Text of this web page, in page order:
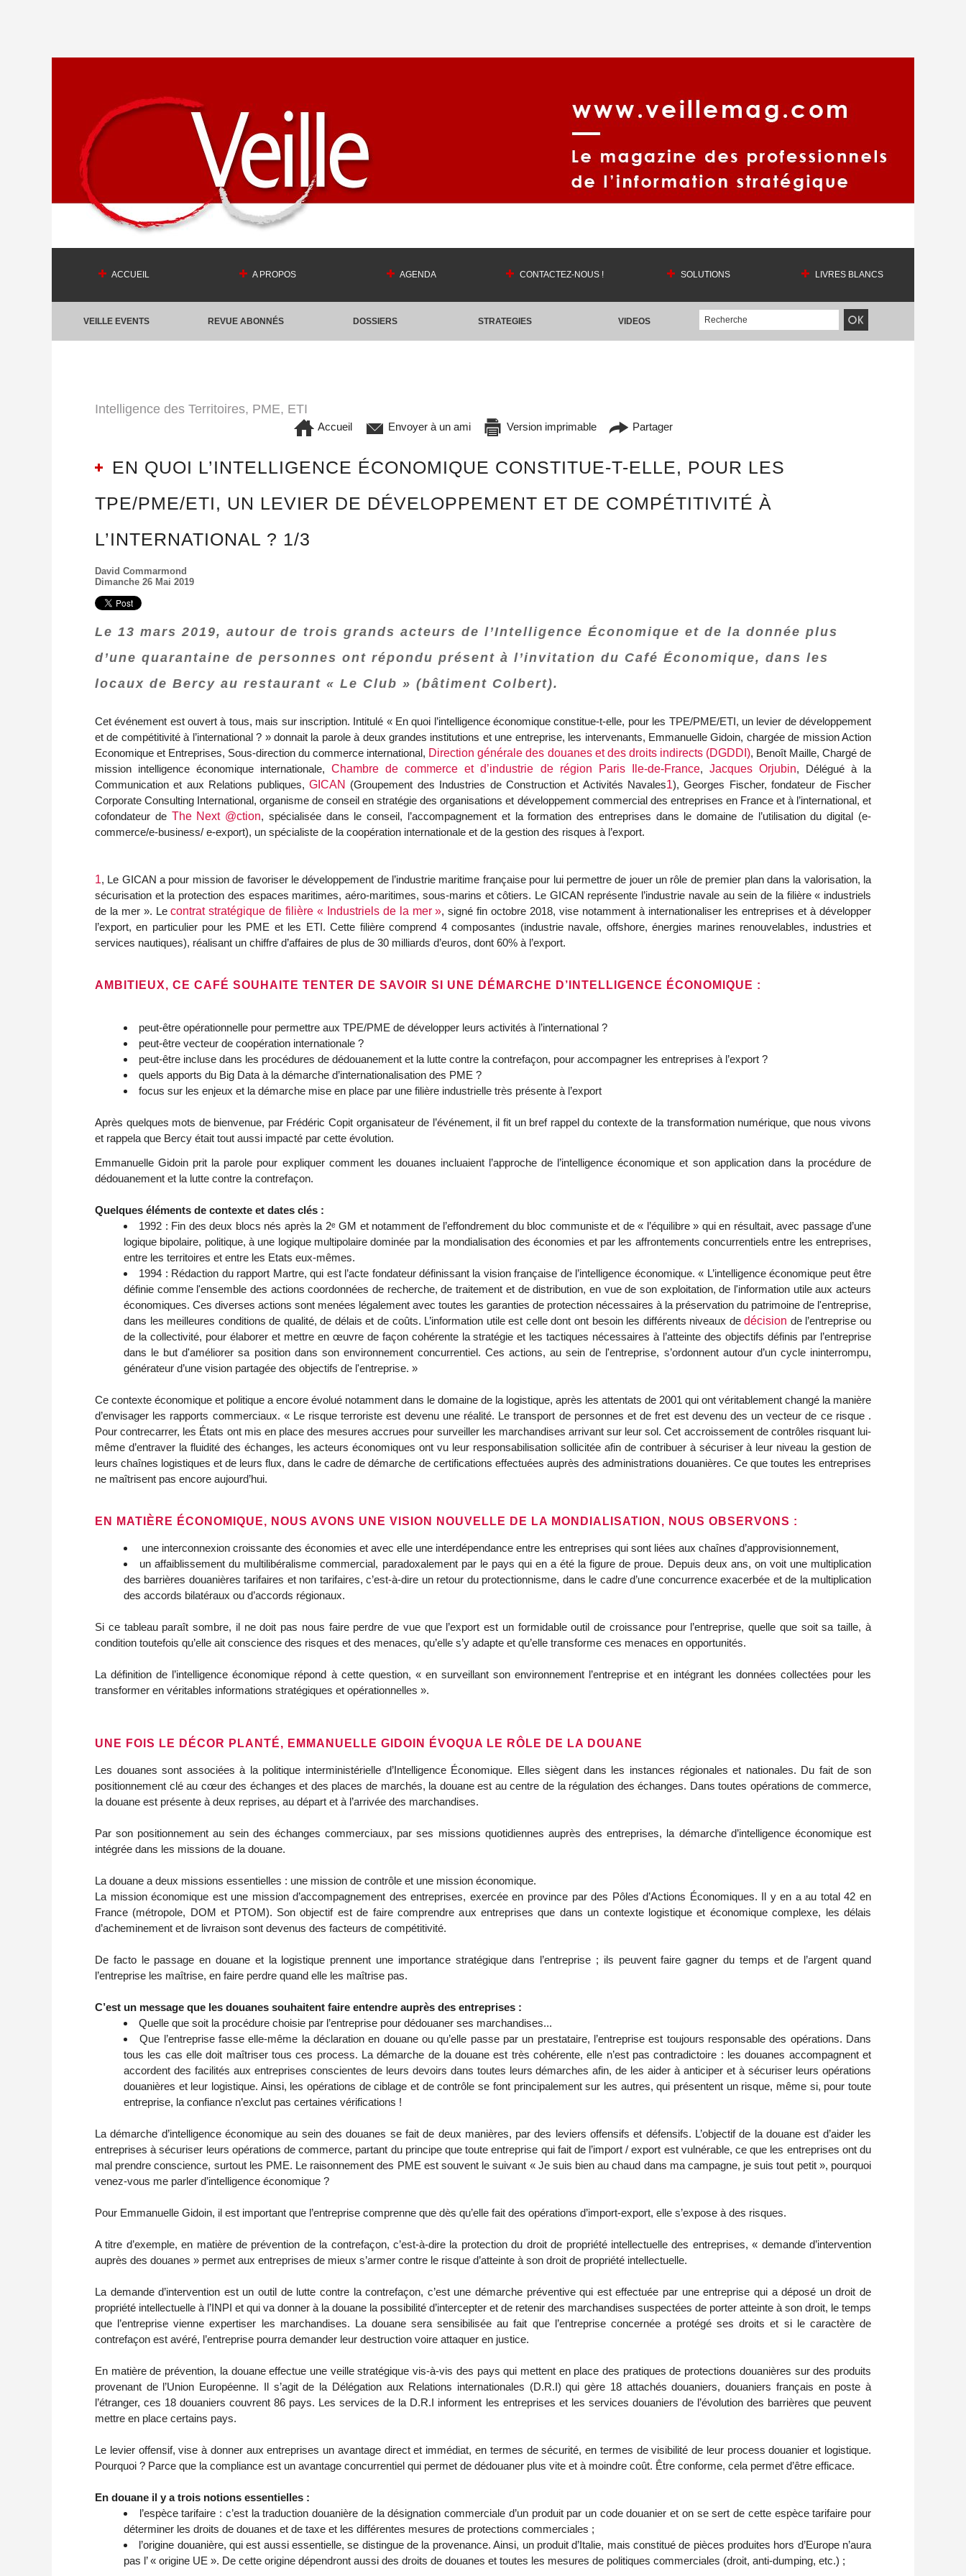
ACCUEIL A PROPOS AGENDA CONTACTEZ-NOUS ! SOLUTIONS LIVRES BLANCS
VEILLE EVENTS REVUE ABONNÉS DOSSIERS STRATEGIES VIDEOS
Intelligence des Territoires, PME, ETI
Accueil Envoyer à un ami Version imprimable Partager
EN QUOI L’INTELLIGENCE ÉCONOMIQUE CONSTITUE-T-ELLE, POUR LES
TPE/PME/ETI, UN LEVIER DE DÉVELOPPEMENT ET DE COMPÉTITIVITÉ À
L’INTERNATIONAL ? 1/3
David Commarmond
Dimanche 26 Mai 2019
Le 13 mars 2019, autour de trois grands acteurs de l’Intelligence Économique et de la donnée plus
d’une quarantaine de personnes ont répondu présent à l’invitation du Café Économique, dans les
locaux de Bercy au restaurant « Le Club » (bâtiment Colbert).
Cet événement est ouvert à tous, mais sur inscription. Intitulé « En quoi l’intelligence économique constitue-t-elle, pour les TPE/PME/ETI, un levier de développement
et de compétitivité à l’international ? » donnait la parole à deux grandes institutions et une entreprise, les intervenants, Emmanuelle Gidoin, chargée de mission Action
Economique et Entreprises, Sous-direction du commerce international, Direction générale des douanes et des droits indirects (DGDDI), Benoît Maille, Chargé de
mission intelligence économique internationale,Chambre de commerce et d’industrie de région Paris Ile-de-France, Jacques Orjubin, Délégué à la
Communication et aux Relations publiques, GICAN (Groupement des Industries de Construction et Activités Navales1), Georges Fischer, fondateur de Fischer
Corporate Consulting International, organisme de conseil en stratégie des organisations et développement commercial des entreprises en France et à l’international, et
cofondateur de The Next @ction, spécialisée dans le conseil, l’accompagnement et la formation des entreprises dans le domaine de l’utilisation du digital (e-
commerce/e-business/ e-export), un spécialiste de la coopération internationale et de la gestion des risques à l’export.
1, Le GICAN a pour mission de favoriser le développement de l’industrie maritime française pour lui permettre de jouer un rôle de premier plan dans la valorisation, la
sécurisation et la protection des espaces maritimes, aéro-maritimes, sous-marins et côtiers. Le GICAN représente l’industrie navale au sein de la filière « industriels
de la mer ». Lecontrat stratégique de filière « Industriels de la mer », signé fin octobre 2018, vise notamment à internationaliser les entreprises et à développer
l’export, en particulier pour les PME et les ETI. Cette filière comprend 4 composantes (industrie navale, offshore, énergies marines renouvelables, industries et
services nautiques), réalisant un chiffre d’affaires de plus de 30 milliards d’euros, dont 60% à l’export.
AMBITIEUX, CE CAFÉ SOUHAITE TENTER DE SAVOIR SI UNE DÉMARCHE D’INTELLIGENCE ÉCONOMIQUE :
peut-être opérationnelle pour permettre aux TPE/PME de développer leurs activités à l’international ?
peut-être vecteur de coopération internationale ?
peut-être incluse dans les procédures de dédouanement et la lutte contre la contrefaçon, pour accompagner les entreprises à l’export ?
quels apports du Big Data à la démarche d’internationalisation des PME ?
focus sur les enjeux et la démarche mise en place par une filière industrielle très présente à l’export
Après quelques mots de bienvenue, par Frédéric Copit organisateur de l’événement, il fit un bref rappel du contexte de la transformation numérique, que nous vivons
et rappela que Bercy était tout aussi impacté par cette évolution.
Emmanuelle Gidoin prit la parole pour expliquer comment les douanes incluaient l’approche de l’intelligence économique et son application dans la procédure de
dédouanement et la lutte contre la contrefaçon.
Quelques éléments de contexte et dates clés :
1992 : Fin des deux blocs nés après la 2ᵉ GM et notamment de l’effondrement du bloc communiste et de « l’équilibre » qui en résultait, avec passage d’une
logique bipolaire, politique, à une logique multipolaire dominée par la mondialisation des économies et par les affrontements concurrentiels entre les entreprises,
entre les territoires et entre les Etats eux-mêmes.
1994 : Rédaction du rapport Martre, qui est l’acte fondateur définissant la vision française de l’intelligence économique. « L’intelligence économique peut être
définie comme l'ensemble des actions coordonnées de recherche, de traitement et de distribution, en vue de son exploitation, de l'information utile aux acteurs
économiques. Ces diverses actions sont menées légalement avec toutes les garanties de protection nécessaires à la préservation du patrimoine de l'entreprise,
dans les meilleures conditions de qualité, de délais et de coûts. L’information utile est celle dont ont besoin les différents niveaux dedécision de l’entreprise ou
de la collectivité, pour élaborer et mettre en œuvre de façon cohérente la stratégie et les tactiques nécessaires à l’atteinte des objectifs définis par l’entreprise
dans le but d'améliorer sa position dans son environnement concurrentiel. Ces actions, au sein de l'entreprise, s’ordonnent autour d’un cycle ininterrompu,
générateur d’une vision partagée des objectifs de l'entreprise. »
Ce contexte économique et politique a encore évolué notamment dans le domaine de la logistique, après les attentats de 2001 qui ont véritablement changé la manière
d’envisager les rapports commerciaux. « Le risque terroriste est devenu une réalité. Le transport de personnes et de fret est devenu des un vecteur de ce risque .
Pour contrecarrer, les États ont mis en place des mesures accrues pour surveiller les marchandises arrivant sur leur sol. Cet accroissement de contrôles risquant lui-
même d’entraver la fluidité des échanges, les acteurs économiques ont vu leur responsabilisation sollicitée afin de contribuer à sécuriser à leur niveau la gestion de
leurs chaînes logistiques et de leurs flux, dans le cadre de démarche de certifications effectuées auprès des administrations douanières. Ce que toutes les entreprises
ne maîtrisent pas encore aujourd’hui.
EN MATIÈRE ÉCONOMIQUE, NOUS AVONS UNE VISION NOUVELLE DE LA MONDIALISATION, NOUS OBSERVONS :
une interconnexion croissante des économies et avec elle une interdépendance entre les entreprises qui sont liées aux chaînes d’approvisionnement,
un affaiblissement du multilibéralisme commercial, paradoxalement par le pays qui en a été la figure de proue. Depuis deux ans, on voit une multiplication
des barrières douanières tarifaires et non tarifaires, c’est-à-dire un retour du protectionnisme, dans le cadre d’une concurrence exacerbée et de la multiplication
des accords bilatéraux ou d’accords régionaux.
Si ce tableau paraît sombre, il ne doit pas nous faire perdre de vue que l’export est un formidable outil de croissance pour l’entreprise, quelle que soit sa taille, à
condition toutefois qu’elle ait conscience des risques et des menaces, qu’elle s’y adapte et qu’elle transforme ces menaces en opportunités.
La définition de l’intelligence économique répond à cette question, « en surveillant son environnement l’entreprise et en intégrant les données collectées pour les
transformer en véritables informations stratégiques et opérationnelles ».
UNE FOIS LE DÉCOR PLANTÉ, EMMANUELLE GIDOIN ÉVOQUA LE RÔLE DE LA DOUANE
Les douanes sont associées à la politique interministérielle d’Intelligence Économique. Elles siègent dans les instances régionales et nationales. Du fait de son
positionnement clé au cœur des échanges et des places de marchés, la douane est au centre de la régulation des échanges. Dans toutes opérations de commerce,
la douane est présente à deux reprises, au départ et à l’arrivée des marchandises.
Par son positionnement au sein des échanges commerciaux, par ses missions quotidiennes auprès des entreprises, la démarche d’intelligence économique est
intégrée dans les missions de la douane.
La douane a deux missions essentielles : une mission de contrôle et une mission économique.
La mission économique est une mission d’accompagnement des entreprises, exercée en province par des Pôles d’Actions Économiques. Il y en a au total 42 en
France (métropole, DOM et PTOM). Son objectif est de faire comprendre aux entreprises que dans un contexte logistique et économique complexe, les délais
d’acheminement et de livraison sont devenus des facteurs de compétitivité.
De facto le passage en douane et la logistique prennent une importance stratégique dans l’entreprise ; ils peuvent faire gagner du temps et de l’argent quand
l’entreprise les maîtrise, en faire perdre quand elle les maîtrise pas.
C’est un message que les douanes souhaitent faire entendre auprès des entreprises :
Quelle que soit la procédure choisie par l’entreprise pour dédouaner ses marchandises...
Que l’entreprise fasse elle-même la déclaration en douane ou qu’elle passe par un prestataire, l’entreprise est toujours responsable des opérations. Dans
tous les cas elle doit maîtriser tous ces process. La démarche de la douane est très cohérente, elle n’est pas contradictoire : les douanes accompagnent et
accordent des facilités aux entreprises conscientes de leurs devoirs dans toutes leurs démarches afin, de les aider à anticiper et à sécuriser leurs opérations
douanières et leur logistique. Ainsi, les opérations de ciblage et de contrôle se font principalement sur les autres, qui présentent un risque, même si, pour toute
entreprise, la confiance n’exclut pas certaines vérifications !
La démarche d’intelligence économique au sein des douanes se fait de deux manières, par des leviers offensifs et défensifs. L’objectif de la douane est d’aider les
entreprises à sécuriser leurs opérations de commerce, partant du principe que toute entreprise qui fait de l’import / export est vulnérable, ce que les entreprises ont du
mal prendre conscience, surtout les PME. Le raisonnement des PME est souvent le suivant « Je suis bien au chaud dans ma campagne, je suis tout petit », pourquoi
venez-vous me parler d’intelligence économique ?
Pour Emmanuelle Gidoin, il est important que l’entreprise comprenne que dès qu’elle fait des opérations d’import-export, elle s’expose à des risques.
A titre d’exemple, en matière de prévention de la contrefaçon, c’est-à-dire la protection du droit de propriété intellectuelle des entreprises, « demande d’intervention
auprès des douanes » permet aux entreprises de mieux s’armer contre le risque d’atteinte à son droit de propriété intellectuelle.
La demande d’intervention est un outil de lutte contre la contrefaçon, c’est une démarche préventive qui est effectuée par une entreprise qui a déposé un droit de
propriété intellectuelle à l’INPI et qui va donner à la douane la possibilité d’intercepter et de retenir des marchandises suspectées de porter atteinte à son droit, le temps
que l’entreprise vienne expertiser les marchandises. La douane sera sensibilisée au fait que l’entreprise concernée a protégé ses droits et si le caractère de
contrefaçon est avéré, l’entreprise pourra demander leur destruction voire attaquer en justice.
En matière de prévention, la douane effectue une veille stratégique vis-à-vis des pays qui mettent en place des pratiques de protections douanières sur des produits
provenant de l’Union Européenne. Il s’agit de la Délégation aux Relations internationales (D.R.I) qui gère 18 attachés douaniers, douaniers français en poste à
l’étranger, ces 18 douaniers couvrent 86 pays. Les services de la D.R.I informent les entreprises et les services douaniers de l’évolution des barrières que peuvent
mettre en place certains pays.
Le levier offensif, vise à donner aux entreprises un avantage direct et immédiat, en termes de sécurité, en termes de visibilité de leur process douanier et logistique.
Pourquoi ? Parce que la compliance est un avantage concurrentiel qui permet de dédouaner plus vite et à moindre coût. Être conforme, cela permet d’être efficace.
En douane il y a trois notions essentielles :
l’espèce tarifaire : c’est la traduction douanière de la désignation commerciale d’un produit par un code douanier et on se sert de cette espèce tarifaire pour
déterminer les droits de douanes et de taxe et les différentes mesures de protections commerciales ;
l’origine douanière, qui est aussi essentielle, se distingue de la provenance. Ainsi, un produit d’Italie, mais constitué de pièces produites hors d’Europe n’aura
pas l’ « origine UE ». De cette origine dépendront aussi des droits de douanes et toutes les mesures de politiques commerciales (droit, anti-dumping, etc.) ;